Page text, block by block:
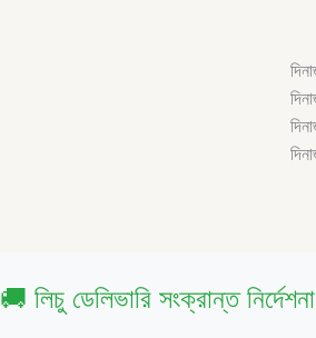
🚚 লিচু ডেলিভারি সংক্রান্ত নির্দেশনা